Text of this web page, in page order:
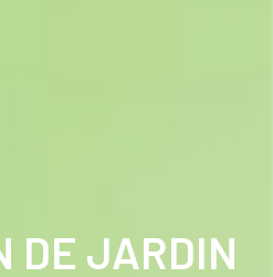
DE JARDIN